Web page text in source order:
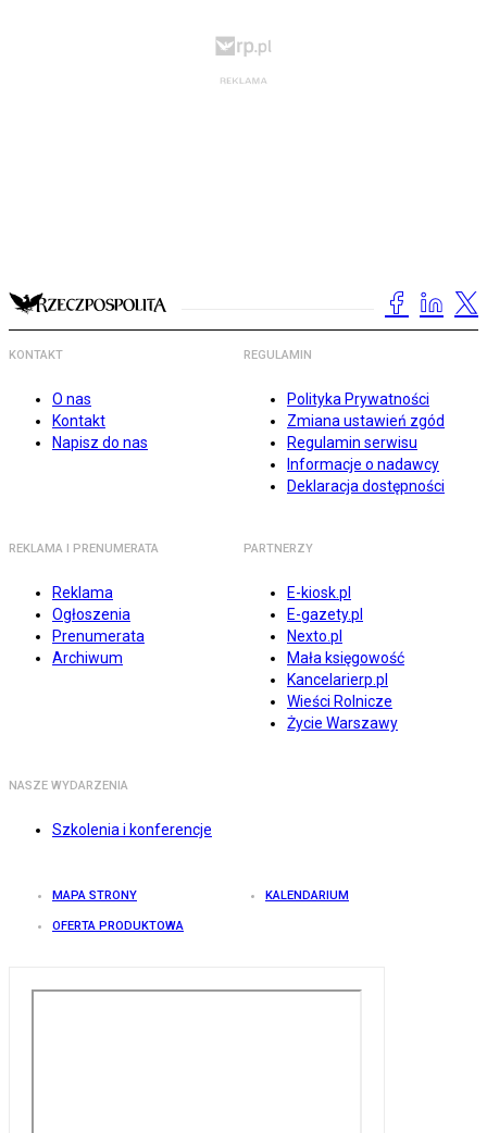
KONTAKT
O nas
Kontakt
Napisz do nas
REGULAMIN
Polityka Prywatności
Zmiana ustawień zgód
Regulamin serwisu
Informacje o nadawcy
Deklaracja dostępności
REKLAMA I PRENUMERATA
Reklama
Ogłoszenia
Prenumerata
Archiwum
PARTNERZY
E-kiosk.pl
E-gazety.pl
Nexto.pl
Mała księgowość
Kancelarierp.pl
Wieści Rolnicze
Życie Warszawy
NASZE WYDARZENIA
Szkolenia i konferencje
MAPA STRONY KALENDARIUM
OFERTA PRODUKTOWA